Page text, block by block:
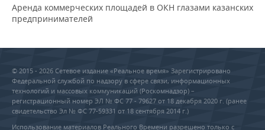
Аренда коммерческих площадей в ОКН глазами казанских
предпринимателей
© 2015 - 2026 Сетевое издание «Реальное время» Зарегистрировано
Федеральной службой по надзору в сфере связи, информационных
технологий и массовых коммуникаций (Роскомнадзор) –
регистрационный номер ЭЛ № ФС 77 - 79627 от 18 декабря 2020 г. (ранее
свидетельство Эл № ФС 77-59331 от 18 сентября 2014 г.)
Использование материалов Реального Времени разрешено только с